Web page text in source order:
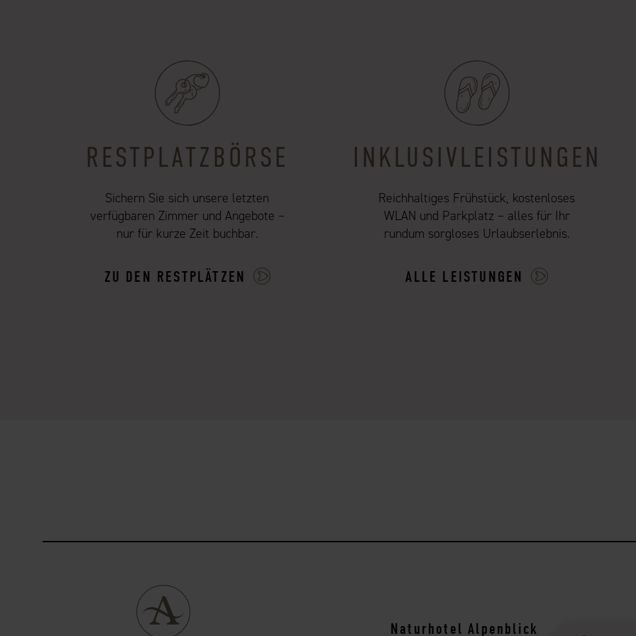
RESTPLATZBÖRSE
Sichern Sie sich unsere letzten
verfügbaren Zimmer und Angebote –
nur für kurze Zeit buchbar.
ZU DEN RESTPLÄTZEN
INKLUSIVLEISTUNGEN
Reichhaltiges Frühstück, kostenloses
WLAN und Parkplatz – alles für Ihr
rundum sorgloses Urlaubserlebnis.
ALLE LEISTUNGEN
Naturhotel Alpenblick